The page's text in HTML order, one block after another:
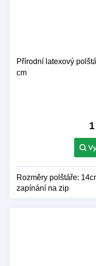
Přírodní latexový
cm
Rozměry polštáře:
zapínání na zip